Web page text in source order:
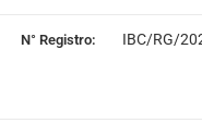
N° Registro: IBC/RG/